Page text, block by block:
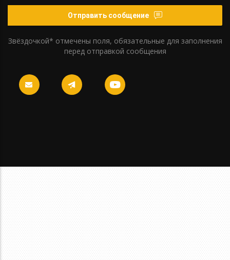
Звёздочкой* отмечены поля, обязательные для заполнения
перед отправкой сообщения
Отправить сообщение